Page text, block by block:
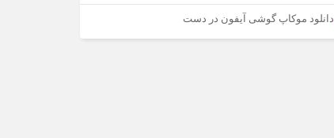
دانلود موکاپ گوشی آیفون در دست